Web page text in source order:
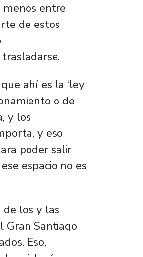
menos entre
de estos
ahí es la ‘ley
o de
y los
y eso
poder salir
espacio no es
los y las
Gran Santiago
Eso,